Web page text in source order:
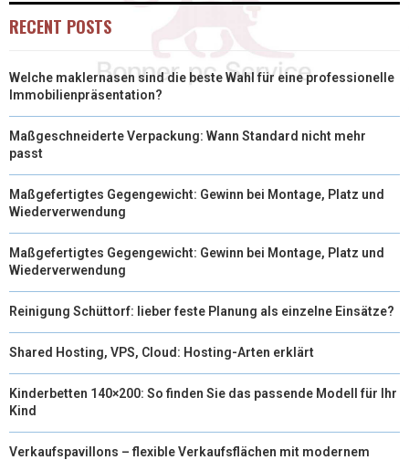
RECENT POSTS
Welche maklernasen sind die beste Wahl für eine professionelle
Immobilienpräsentation?
Maßgeschneiderte Verpackung: Wann Standard nicht mehr
passt
Maßgefertigtes Gegengewicht: Gewinn bei Montage, Platz und
Wiederverwendung
Maßgefertigtes Gegengewicht: Gewinn bei Montage, Platz und
Wiederverwendung
Reinigung Schüttorf: lieber feste Planung als einzelne Einsätze?
Shared Hosting, VPS, Cloud: Hosting-Arten erklärt
Kinderbetten 140×200: So finden Sie das passende Modell für Ihr
Kind
Verkaufspavillons – flexible Verkaufsflächen mit modernem